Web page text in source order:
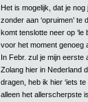
Het is mogelijk, dat je
zonder aan ‘opruimen’
komt tenslotte neer op ‘le
voor het moment genoeg
In Febr. zul je mijn eerste
Zolang hier in Nederland
dragen, heb ik hier ‘iets
alleen het allerscherpste